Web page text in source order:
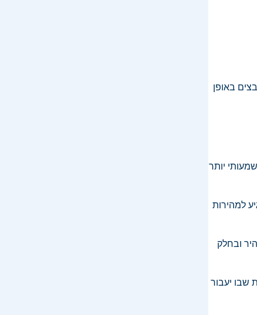
באופן
ומשמעותי יותר
למהירות
ובחלק
שבו יעבור